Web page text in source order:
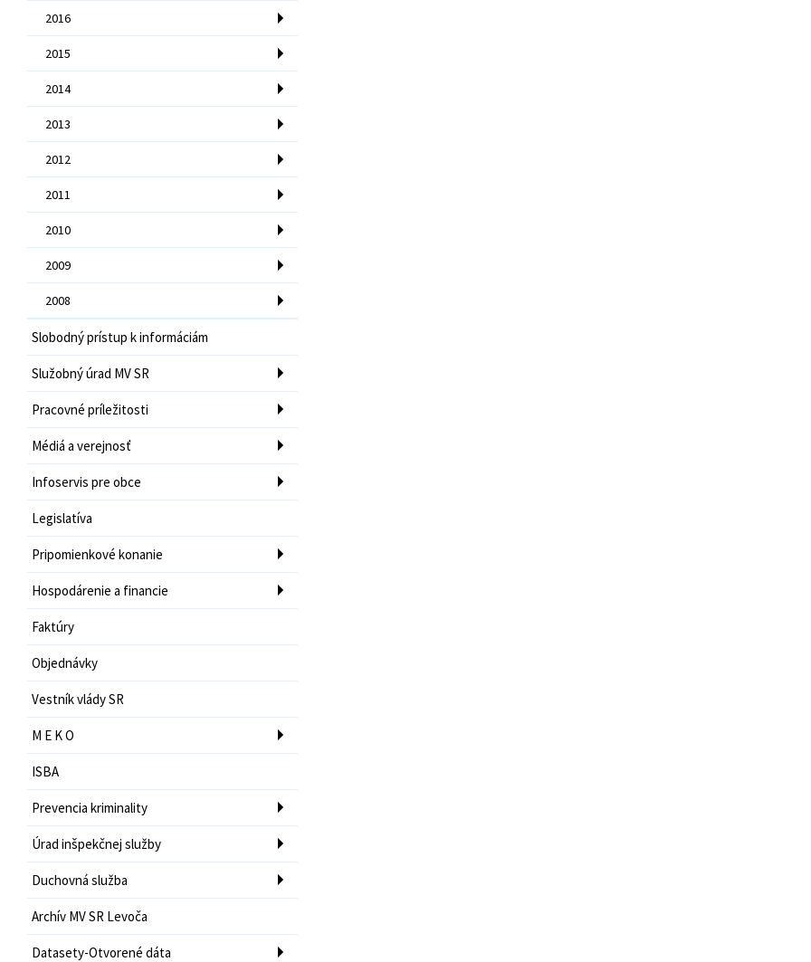
2016
2015
2014
2013
2012
2011
2010
2009
2008
Slobodný prístup k informáciám
Služobný úrad MV SR
Pracovné príležitosti
Médiá a verejnosť
Infoservis pre obce
Legislatíva
Pripomienkové konanie
Hospodárenie a financie
Faktúry
Objednávky
Vestník vlády SR
M E K O
ISBA
Prevencia kriminality
Úrad inšpekčnej služby
Duchovná služba
Archív MV SR Levoča
Datasety-Otvorené dáta